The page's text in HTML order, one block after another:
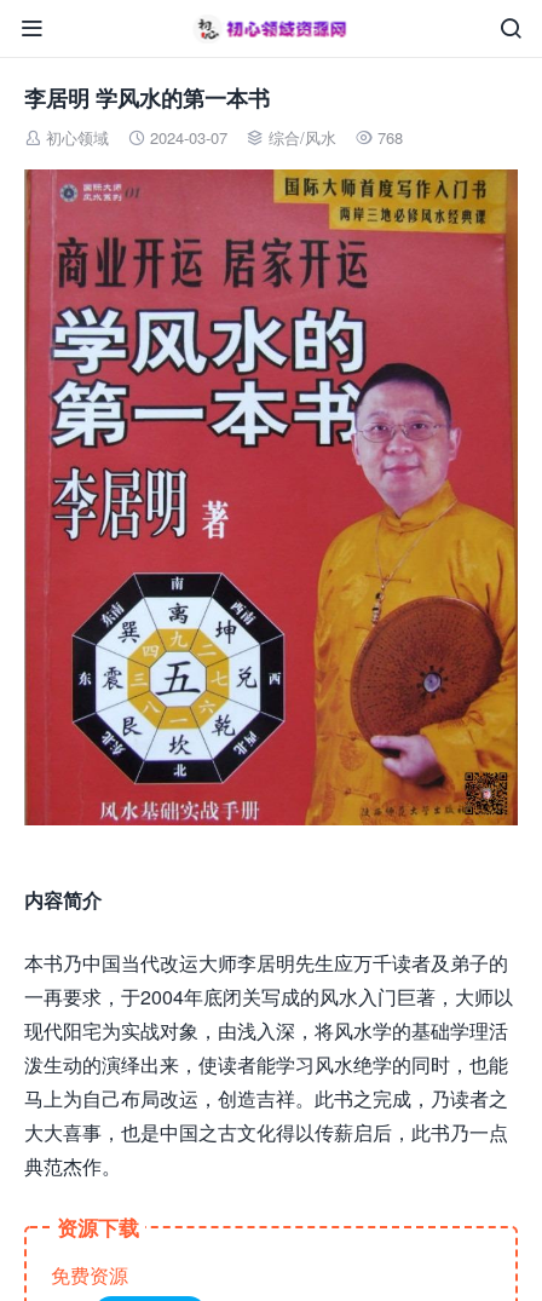


李居明 学风水的第一本书
 初心领域  2024-03-07  综合/风水  768
内容简介
本书乃中国当代改运大师李居明先生应万千读者及弟子的
一再要求，于2004年底闭关写成的风水入门巨著，大师以
现代阳宅为实战对象，由浅入深，将风水学的基础学理活
泼生动的演绎出来，使读者能学习风水绝学的同时，也能
马上为自己布局改运，创造吉祥。此书之完成，乃读者之
大大喜事，也是中国之古文化得以传薪启后，此书乃一点
典范杰作。
资源下载
免费资源